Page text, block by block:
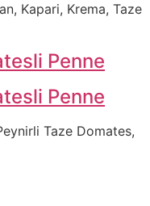
Kapari, Krema, Taze
Penne
Penne
Taze Domates,